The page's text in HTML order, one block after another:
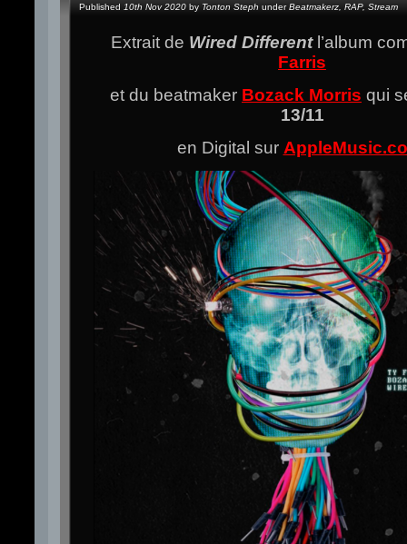
Published 10th Nov 2020 by Tonton Steph underBeatmakerz RAP, Stream
Extrait de Wired Differentl’album
Farris
et du beatmaker Bozack Morris qui
13/11
en Digital sur